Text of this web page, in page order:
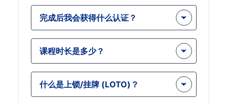
我们的培训计划在线提供，提供灵活的
学习体验，您可以按照自己的进度完
成。该课程包括互动模块、视频和测
验，让您可以在不中断工作的情况下将
培训纳入您的日程安排。
完成后我会获得什么认证？
通过最终测试后，您将获得 OSHA 教
育学校颁发的上锁/挂牌 (LOTO) 认
证。该认证表明您对 LOTO 安全实践的
理解以及您对维护安全工作环境的承
诺。这是对您的专业资格的宝贵补充。
课程时长是多少？
18 分钟的课程可增强您对 LOTO 程序
的理解，帮助您遵守安全法规并保护您
自己和您的同事免受与不受控制的能量
什么是上锁/挂牌 (LOTO)？